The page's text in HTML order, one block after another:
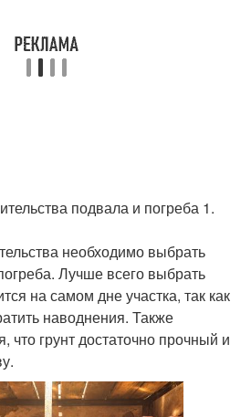
подвала и погреба 1.
необходимо выбрать
Лучше всего выбрать
на самом дне участка, так как
наводнения. Также
что грунт достаточно прочный и